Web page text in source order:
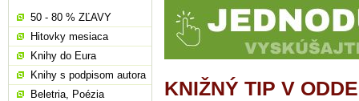
KNIŽNÝ TIP V
50 - 80 % ZĽAVY
Hitovky mesiaca
Knihy do Eura
Knihy s podpisom autora
Beletria, Poézia